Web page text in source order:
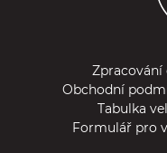
Zpracování
Obchodní
Tabulka
Formulář pro